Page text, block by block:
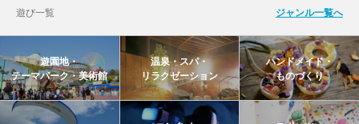
遊び一覧 ジャンル一覧へ
遊園地・
テーマパーク・美術館
温泉・スパ・
リラクゼーション
ハンドメイド・
ものづくり